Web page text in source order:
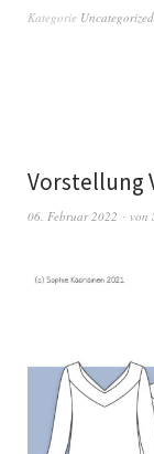
Kategorie Uncategorized
Vorstellung
06. Februar 2022 von